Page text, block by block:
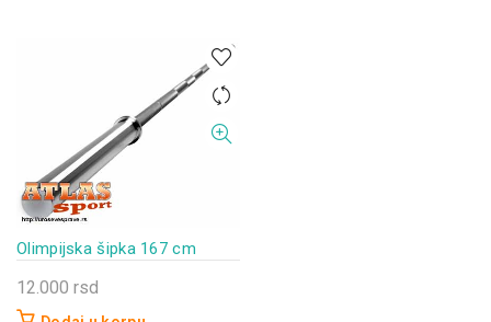
Olimpijska šipka 167 cm
12.000 rsd